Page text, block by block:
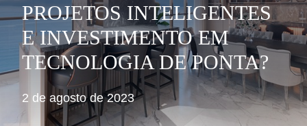
PROJETOS INTELIGENTES
E INVESTIMENTO EM
TECNOLOGIA DE PONTA?
2 de agosto de 2023